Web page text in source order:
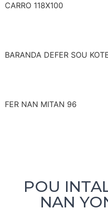
CARRO 118X100
BARANDA DEFER SOU
FER NAN MITAN 96
POU
NAN